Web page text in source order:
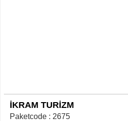
İKRAM TURİZM
Paketcode : 2675